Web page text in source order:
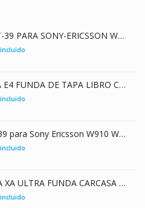
✅BATERIA BST-39 PARA SONY-ERICSSON W910 W20i W910i W380i Z555i 700 mAh
✅SONY XPERIA E4 FUNDA DE TAPA LIBRO CON 2 VENTANAS
✅Batería BST-39 para Sony Ericsson W910 W20I W910I W380I Z5551 y Muchos Más
💥SONY XPERIA XA ULTRA FUNDA CARCASA DE TPU DISEÑO ERES UN BOMBON